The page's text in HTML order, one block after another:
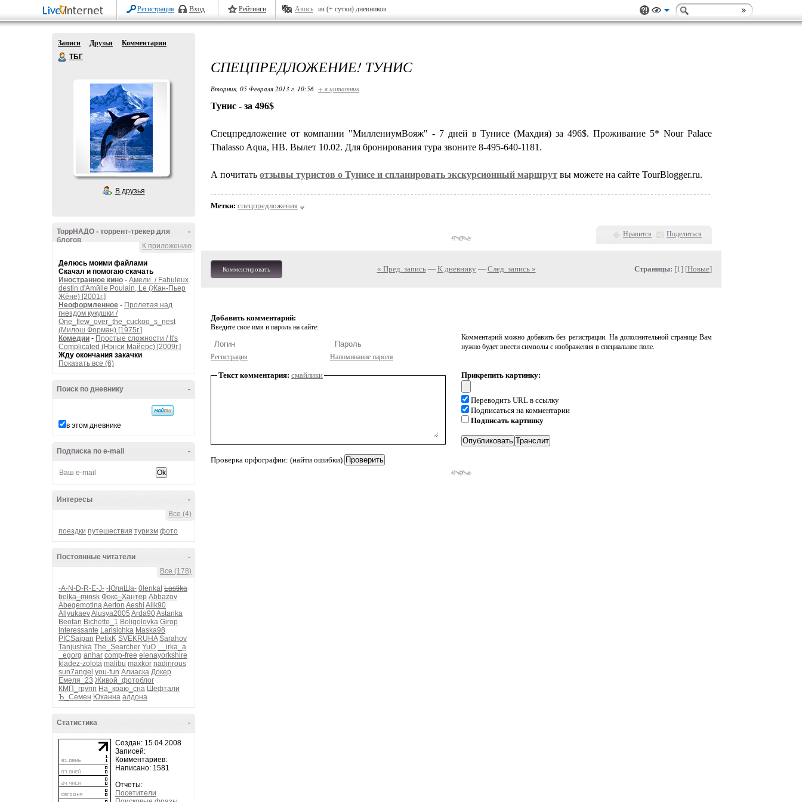
Регистрация Вход Рейтинги Авось из (+ сутки) дневников
Записи Друзья
Комментарии
ТБГ
В друзья
-
ТоррНАДО - торрент-трекер для
блогов
К приложению
Делюсь моими файлами
Скачал и помогаю скачать
Иностранное кино - Амели / Fabuleux
destin d'Amйlie Poulain, Le (Жан-Пьер
Жёне) [2001г.]
Неоформленное - Пролетая над
гнездом кукушки /
One_flew_over_the_cuckoo_s_nest
(Милош Форман) [1975г.]
Комедии - Простые сложности / It's
Complicated (Нэнси Майерс) [2009г.]
Жду окончания закачки
Показать все (6)
-
Поиск по дневнику
в этом дневнике
-
Подписка по e-mail
-
Интересы
Все (4)
поездки путешествия туризм фото
-
Постоянные читатели
Все (178)
-A-N-D-R-E-J- -ЮляШа- 0lenkaI Lastika
belka_minsk Фокс_Хантер Abbazov
AbegemotinaAerton Aeshi Alik90
AllyukaevAlusya2005 Arda90Astanka
Beofan Bichette_1 Boligolovka Girop
Interessante Larisichka Maska98
PICSaipan PetixK SVEKRUHA Sarahov
Tanjushka The_Searcher YuO
__irka_a
_egorg anhar comp-free elenayorkshire
kladez-zolota malibu maxkor nadinrous
sun7angel you-fun Алиаска Докер
Емеля_23 Живой_фотоблог
КМП_групп На_краю_сна Шефтали
Ъ_Семен Юханна алдона
-
Статистика
Создан: 15.04.2008
Записей:
Комментариев:
Написано: 1581
Отчеты:
Посетители
СПЕЦПРЕДЛОЖЕНИЕ! ТУНИС
Вторник, 05 Февраля 2013 г. 10:56 + в цитатник
Тунис - за 496$
Спецпредложение от компании "МиллениумВояж" - 7 дней в Тунисе (Махдия) за 496$. Проживание 5* Nour Palace
Thalasso Aqua, HB. Вылет 10.02. Для бронирования тура звоните 8-495-640-1181.
А почитать отзывы туристов о Тунисе и спланировать экскурсионный маршрут вы можете на сайте TourBlogger.ru.
Метки: спецпредложения
Нравится Поделиться
Комментировать « Пред. запись— К дневнику — След. запись » Страницы: [1] [Новые]
Добавить комментарий:
Введите свое имя и пароль на сайте:
Регистрация Напоминание пароля
Комментарий можно добавить без регистрации. На дополнительной странице Вам
нужно будет ввести символы с изображения в специальное поле.
Текст комментария: смайлики
Проверка орфографии: (найти ошибки)
Прикрепить картинку:
Переводить URL в ссылку
Подписаться на комментарии
Подписать картинку